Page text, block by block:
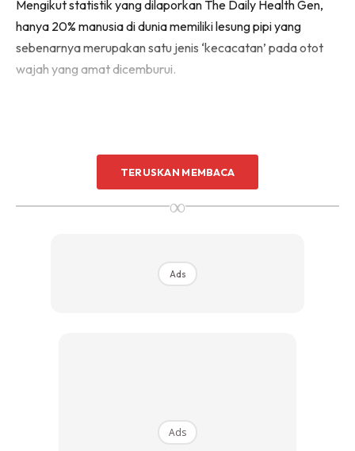
Mengikut statistik yang dilaporkan The Daily Health Gen,
hanya 20% manusia di dunia memiliki lesung pipi yang
sebenarnya merupakan satu jenis ‘kecacatan’ pada otot
wajah yang amat dicemburui.
TERUSKAN MEMBACA
∞
Ads
Ads